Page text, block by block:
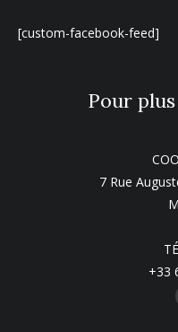
[custom-facebook-feed]
Pour
7 Rue
+33
Trouvez nous sur :